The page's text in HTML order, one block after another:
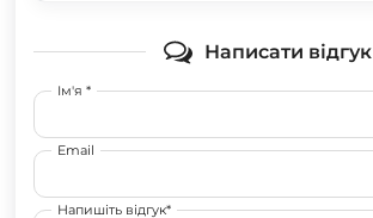
Написати відгук
Ім'я *
Email
Напишіть відгук*